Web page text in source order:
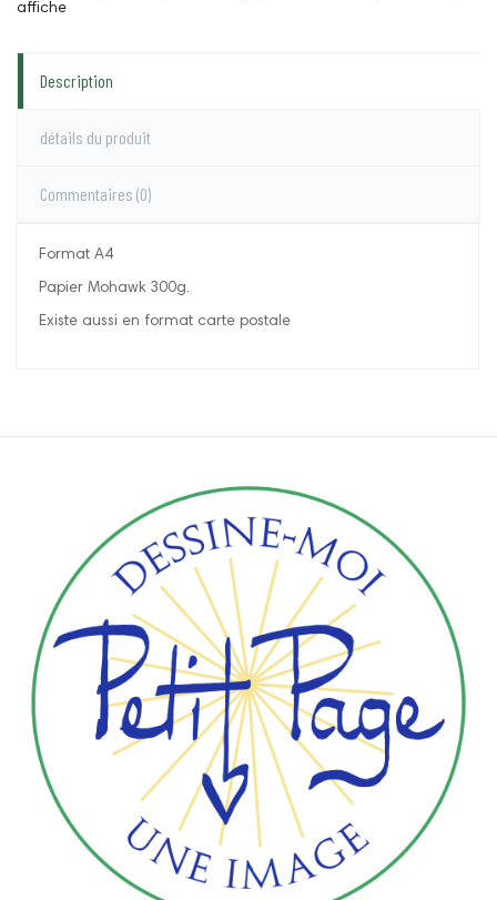
affiche
Description
détails du produit
Commentaires (0)
Format A4
Papier Mohawk 300g.
Existe aussi en format carte postale